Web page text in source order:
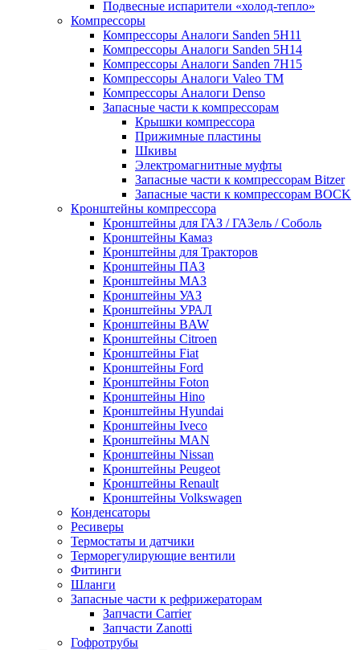
Подвесные испарители «холод-тепло»
Компрессоры
Компрессоры Аналоги Sanden 5H11
Компрессоры Аналоги Sanden 5H14
Компрессоры Аналоги Sanden 7H15
Компрессоры Аналоги Valeo ТМ
Компрессоры Аналоги Denso
Запасные части к компрессорам
Крышки компрессора
Прижимные пластины
Шкивы
Электромагнитные муфты
Запасные части к компрессорам Bitzer
Запасные части к компрессорам BOCK
Кронштейны компрессора
Кронштейны для ГАЗ / ГАЗель / Соболь
Кронштейны Камаз
Кронштейны для Тракторов
Кронштейны ПАЗ
Кронштейны МАЗ
Кронштейны УАЗ
Кронштейны УРАЛ
Кронштейны BAW
Кронштейны Citroen
Кронштейны Fiat
Кронштейны Ford
Кронштейны Foton
Кронштейны Hino
Кронштейны Hyundai
Кронштейны Iveco
Кронштейны MAN
Кронштейны Nissan
Кронштейны Peugeot
Кронштейны Renault
Кронштейны Volkswagen
Конденсаторы
Ресиверы
Термостаты и датчики
Терморегулирующие вентили
Фитинги
Шланги
Запасные части к рефрижераторам
Запчасти Carrier
Запчасти Zanotti
Гофротрубы